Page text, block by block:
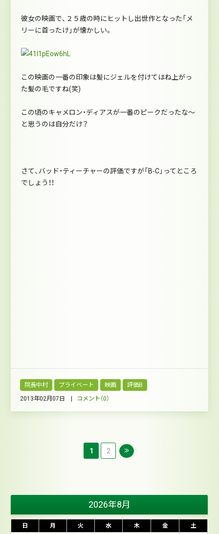
彼女の映画で、２５歳の時にヒットし出世作となった「メ
リーに首ったけ」が懐かしい。
この映画の一番の印象は髪にジェルを付けてはね上がっ
た髪の毛ですね(笑)
この頃のキャメロン・ディアスが一番のピークだったな～
と思うのは自分だけ？
さて、バッド・ティーチャーの評価ですが「B-C」ってところ
でしょう！！
院長中村 プライベート 映画 評価B
2013年02月07日 | コメント（0）
1 2 ≫
2026年8月
日 月 火 水 木 金 土